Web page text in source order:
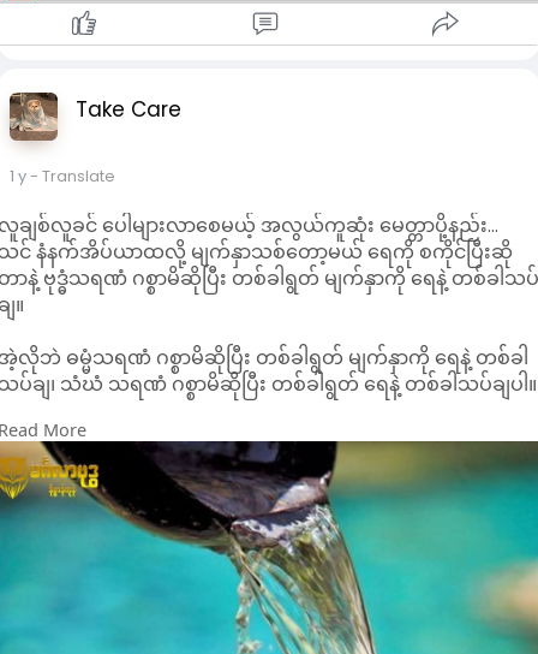
Take Care
1 y- Translate
ချစ်လူခင် ပေါများလာစေမယ့် အလွယ်ကူဆုံး မေတ္တာပို့နည်း…
င် နံနက်အိပ်ယာထလို့ မျက်နှာသစ်တော့မယ် ရေကို စကိုင်ပြီးဆို
ာနဲ့ ဗုဒ္ဓံသရဏံ ဂစ္စာမိဆိုပြီး တစ်ခါရွတ် မျက်နှာကို ရေနဲ့ တစ်ခါသ
ျ။
လိုဘဲ ဓမ္မံသရဏံ ဂစ္စာမိဆိုပြီး တစ်ခါရွတ် မျက်နှာကို ရေနဲ့ တစ်ခါ
ပ်ချ၊ သံဃံ သရဏံ ဂစ္စာမိဆိုပြီး တစ်ခါရွတ် ရေနဲ့ တစ်ခါသပ်ချပါ။
လိုတာကတော့ မေတ္တာမပို့မှီ သရဏဂုံ သုံးပါးကို အရင်ရွတ်လိုက်ပါ
ဒါပြီးရင်တော့ သွားတိုက်ချင်တိုက်ပါ။
ားတိုက်ရင်း စိတ်ထဲက ဂုဏ်တော် ကိုးပါးကိုရွက်ရင် ပိုကောင်းပါ
ယ်။
ယ်ပြောတဲ့စကား အောင်စေပါတယ် ..သွားတိုက်ပြီးလို့ ရေကို ထပ်
င်တဲ့အချိန်ကျရင်ပထမဆုံး – မိမိကိုယ်မိမိဆုတောင်းပါ – ဤရေ
ေးမြသလို အကျွနိုပ်လည်းအေးမြပါစေ မျက်နှာကို ရေနဲ့ တစ်ခါ
More